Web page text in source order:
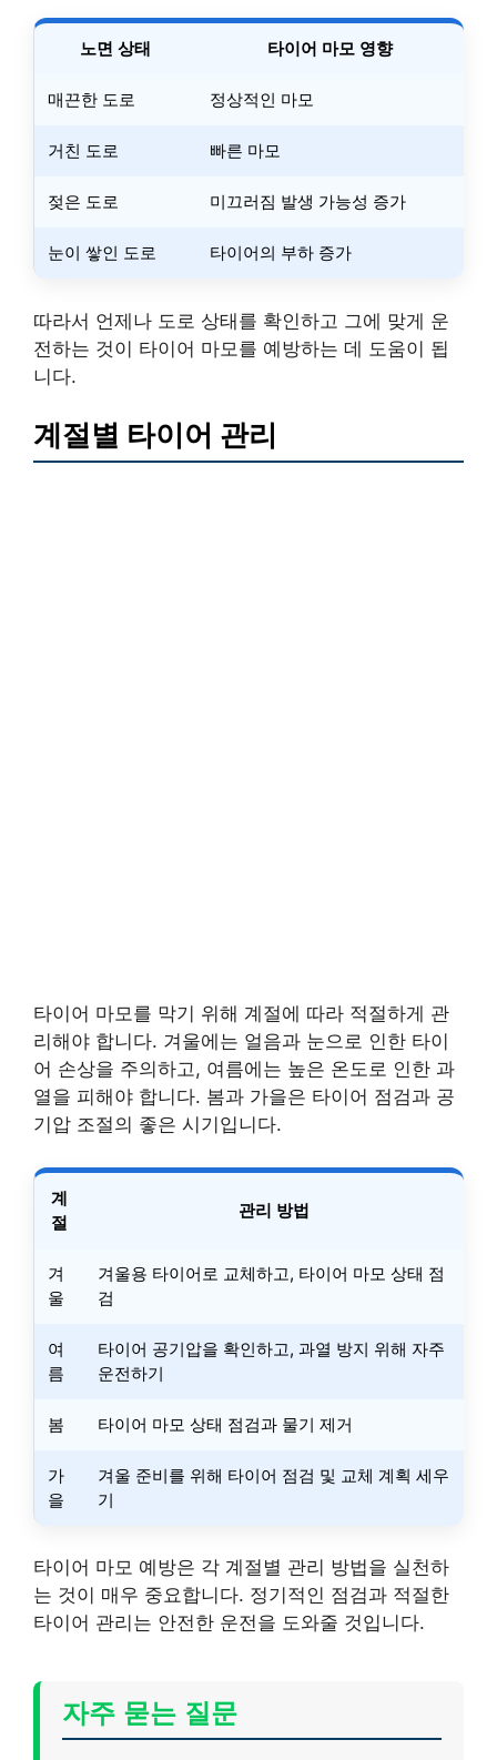
노면 상태 타이어 마모 영향
매끈한 도로 정상적인 마모
거친 도로 빠른 마모
젖은 도로 미끄러짐 발생 가능성 증가
눈이 쌓인 도로 타이어의 부하 증가
따라서 언제나 도로 상태를 확인하고 그에 맞게 운
전하는 것이 타이어 마모를 예방하는 데 도움이 됩
니다.
계절별 타이어 관리
타이어 마모를 막기 위해 계절에 따라 적절하게 관
리해야 합니다. 겨울에는 얼음과 눈으로 인한 타이
어 손상을 주의하고, 여름에는 높은 온도로 인한 과
열을 피해야 합니다. 봄과 가을은 타이어 점검과 공
기압 조절의 좋은 시기입니다.
계
절
관리 방법
겨
울
겨울용 타이어로 교체하고, 타이어 마모 상태 점
검
여
름
타이어 공기압을 확인하고, 과열 방지 위해 자주
운전하기
봄 타이어 마모 상태 점검과 물기 제거
가
을
겨울 준비를 위해 타이어 점검 및 교체 계획 세우
기
타이어 마모 예방은 각 계절별 관리 방법을 실천하
는 것이 매우 중요합니다. 정기적인 점검과 적절한
타이어 관리는 안전한 운전을 도와줄 것입니다.
자주 묻는 질문